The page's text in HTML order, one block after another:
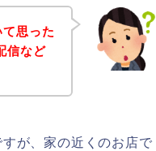
思った
信など
が、家の近くのお店で